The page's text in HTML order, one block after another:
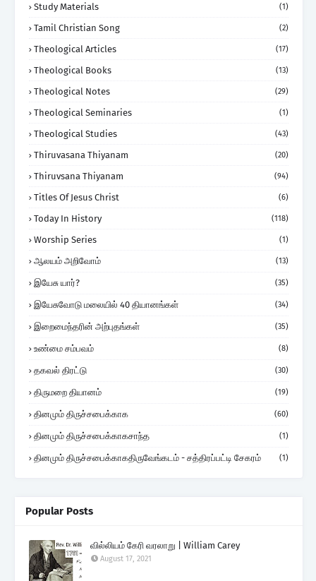
Study Materials (1)
Tamil Christian Song (2)
Theological Articles (17)
Theological Books (13)
Theological Notes (29)
Theological Seminaries (1)
Theological Studies (43)
Thiruvasana Thiyanam (20)
Thiruvsana Thiyanam (94)
Titles Of Jesus Christ (6)
Today In History (118)
Worship Series (1)
ஆலயம் அறிவோம் (13)
இயேசு யார்? (35)
இயேசுவோடு மலையில் 40 தியானங்கள் (34)
இறைமைந்தரின் அற்புதங்கள் (35)
உண்மை சம்பவம் (8)
தகவல் திரட்டு (30)
திருமறை தியானம் (19)
தினமும் திருச்சபைக்காக (60)
தினமும் திருச்சபைக்காகசாந்த (1)
தினமும் திருச்சபைக்காகதிருவேங்கடம் - சத்திரப்பட்டி சேகரம் (1)
Popular Posts
வில்லியம் கேரி வரலாறு | William Carey
August 17, 2021